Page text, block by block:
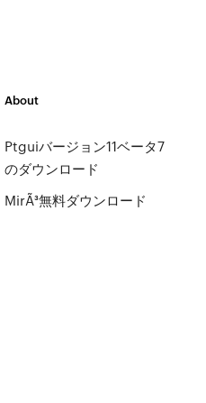
About
Ptguiバージョン11ベータ7
のダウンロード
MirÃ³無料ダウンロード